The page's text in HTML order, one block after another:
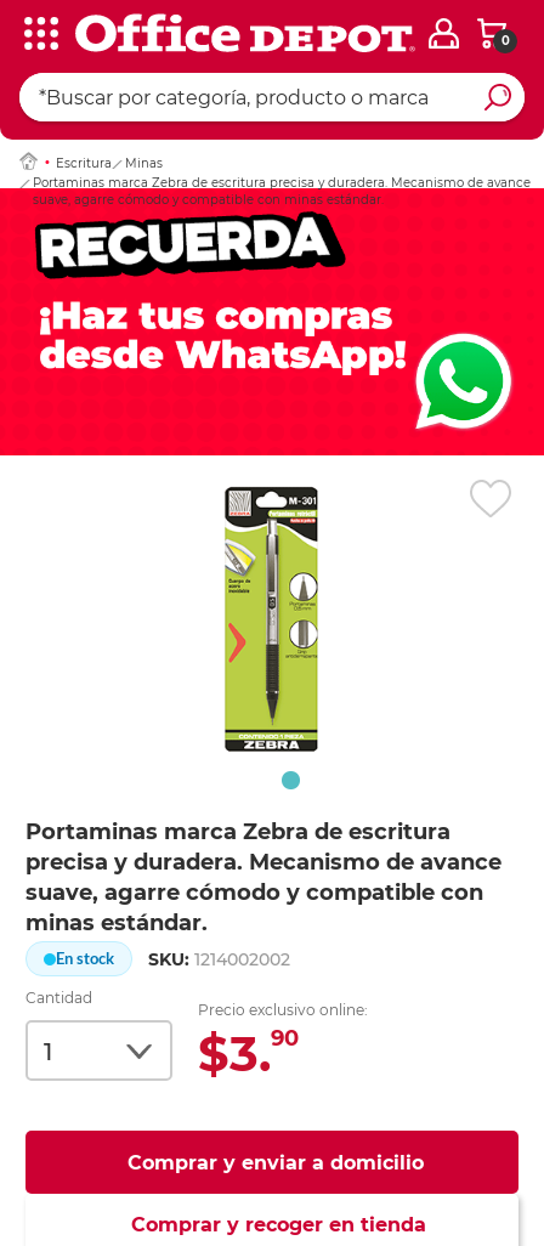
0
Escritura
Minas
Portaminas marca Zebra de escritura precisa y duradera. Mecanismo de avance
suave, agarre cómodo y compatible con minas estándar.
Portaminas marca Zebra de escritura
precisa y duradera. Mecanismo de avance
suave, agarre cómodo y compatible con
minas estándar.
En stock SKU:1214002002
Cantidad
Precio exclusivo online:
$3.90
Comprar y enviar a domicilio
Comprar y recoger en tienda
Ingresar Codigo